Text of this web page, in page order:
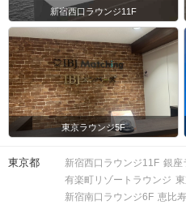
新宿西口ラウンジ11F
東京ラウンジ5F
東京都 新宿西口ラウンジ11F 銀座
有楽町リゾートラウンジ
新宿南口ラウンジ6F 恵比